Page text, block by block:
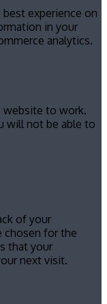
experience on
in your
analytics.
website to work.
will not be able to
of your
chosen for the
that your
next visit.